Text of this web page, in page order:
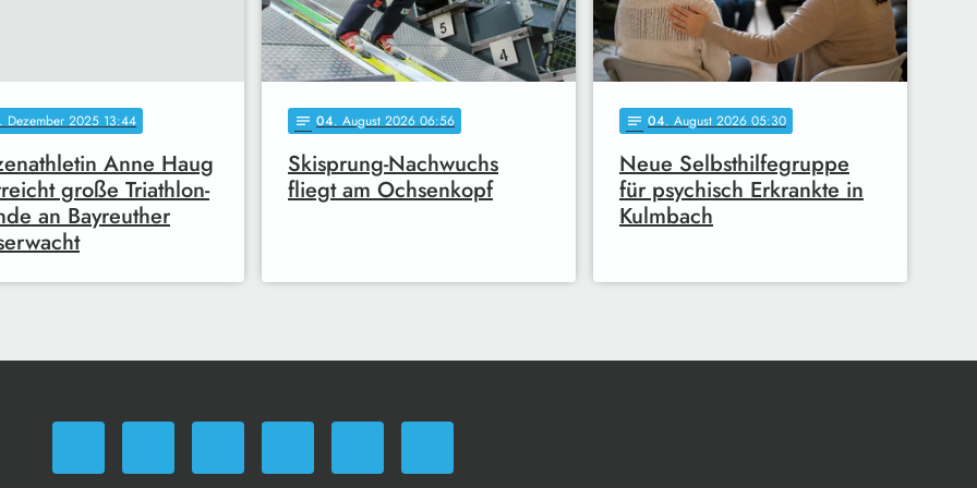
. Dezember 2025 13:44
Anne Haug
große Triathlon-
an Bayreuther
notes 04. August 2026 06:56
Skisprung-Nachwuchs
fliegt am Ochsenkopf
notes 04. August 2026 05:30
Neue Selbsthilfegruppe
für psychisch Erkrankte in
Kulmbach